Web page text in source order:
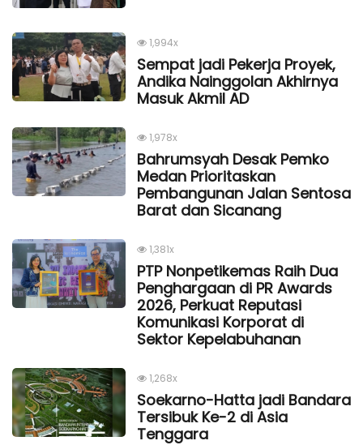
1,994x
Sempat jadi Pekerja Proyek,
Andika Nainggolan Akhirnya
Masuk Akmil AD
1,978x
Bahrumsyah Desak Pemko
Medan Prioritaskan
Pembangunan Jalan Sentosa
Barat dan Sicanang
1,381x
PTP Nonpetikemas Raih Dua
Penghargaan di PR Awards
2026, Perkuat Reputasi
Komunikasi Korporat di
Sektor Kepelabuhanan
1,268x
Soekarno-Hatta jadi Bandara
Tersibuk Ke-2 di Asia
Tenggara